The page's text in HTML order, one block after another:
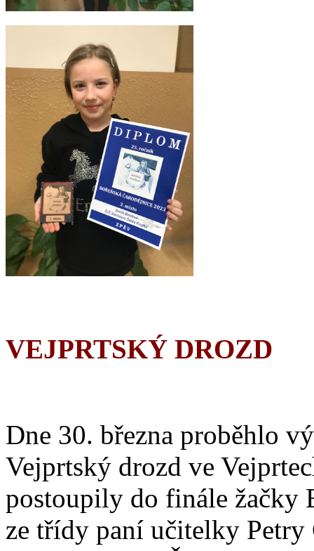
VEJPRTSKÝ DROZD
Dne 30. března proběhlo
Vejprtský drozd ve
postoupily do finále žačky
ze třídy paní učitelky